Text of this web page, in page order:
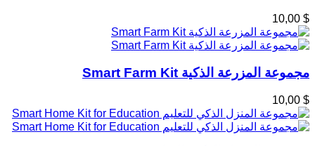
$ 10,00
مجموعة المزرعة الذكية Smart Farm Kit
$ 10,00